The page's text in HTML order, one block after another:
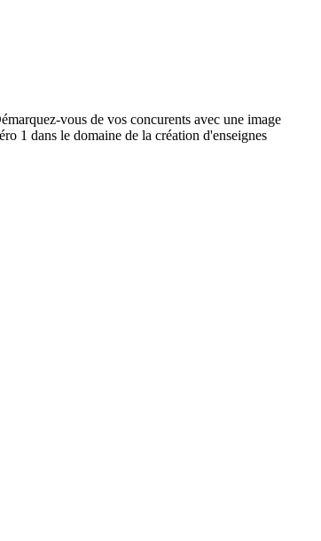
vous de vos concurents avec une image
1 dans le domaine de la création d'enseignes